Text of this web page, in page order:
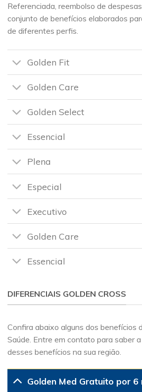
Referenciada, reembolso de
conjunto de benefícios elaborados
de diferentes perfis.
Golden Fit
Golden Care
Golden Select
Essencial
Plena
Especial
Executivo
Golden Care
Essencial
DIFERENCIAIS GOLDEN CROSS
Confira abaixo alguns dos benefícios
Saúde. Entre em contato para saber
desses benefícios na sua região.
Golden Med Gratuito por 6